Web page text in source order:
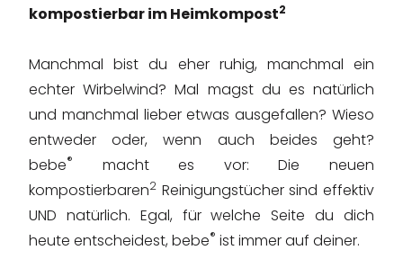
kompostierbar im Heimkompost2
Manchmal bist du eher ruhig, manchmal ein
echter Wirbelwind? Mal magst du es natürlich
und manchmal lieber etwas ausgefallen? Wieso
entweder oder, wenn auch beides geht?
bebe®
macht es vor: Die neuen
kompostierbaren2 Reinigungstücher sind effektiv
UND natürlich. Egal, für welche Seite du dich
heute entscheidest, bebe® ist immer auf deiner.